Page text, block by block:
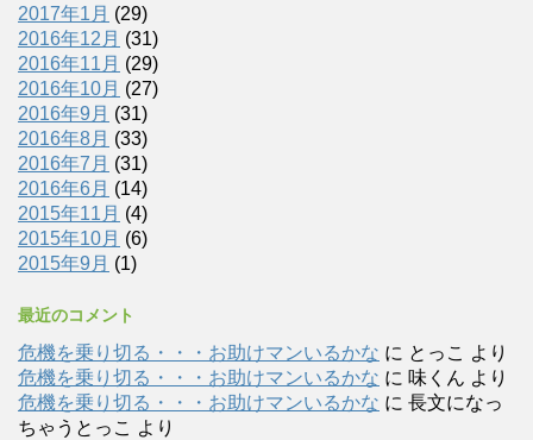
2017年1月 (29)
2016年12月 (31)
2016年11月 (29)
2016年10月 (27)
2016年9月 (31)
2016年8月 (33)
2016年7月 (31)
2016年6月 (14)
2015年11月 (4)
2015年10月 (6)
2015年9月 (1)
最近のコメント
危機を乗り切る・・・お助けマンいるかな に とっこ より
危機を乗り切る・・・お助けマンいるかな に 味くん より
危機を乗り切る・・・お助けマンいるかな に 長文になっ
ちゃうとっこ より